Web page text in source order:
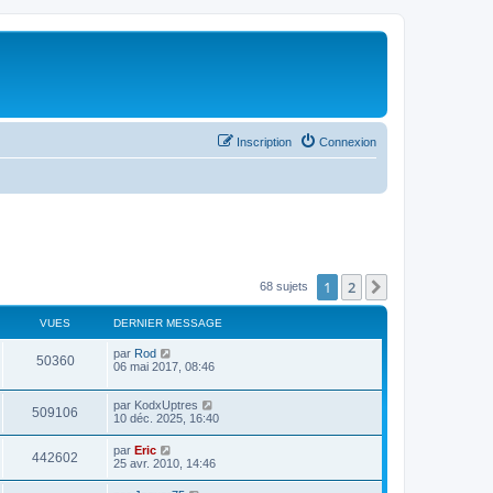
Connexion
Inscription
68 sujets 1 2
VUES DERNIER MESSAGE
50360 par Rod
06 mai 2017, 08:46
509106 par KodxUptres
10 déc. 2025, 16:40
442602 par Eric
25 avr. 2010, 14:46